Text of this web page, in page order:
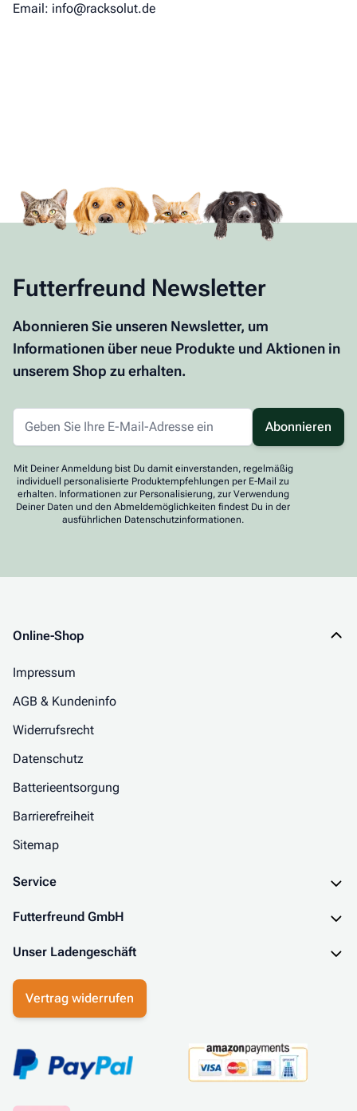
Email: info@racksolut.de
Futterfreund Newsletter
Abonnieren Sie unseren Newsletter, um
Informationen über neue Produkte und Aktionen in
unserem Shop zu erhalten.
Abonnieren
Mit Deiner Anmeldung bist Du damit einverstanden, regelmäßig
individuell personalisierte Produktempfehlungen per E-Mail zu
erhalten. Informationen zur Personalisierung, zur Verwendung
Deiner Daten und den Abmeldemöglichkeiten findest Du in der
ausführlichen Datenschutzinformationen.
Online-Shop
Impressum
AGB & Kundeninfo
Widerrufsrecht
Datenschutz
Batterieentsorgung
Barrierefreiheit
Sitemap
Service
Futterfreund GmbH
Unser Ladengeschäft
Vertrag widerrufen